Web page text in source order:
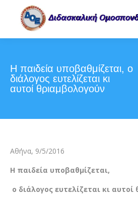
Η παιδεία υποβαθμίζεται, ο
διάλογος ευτελίζεται κι
αυτοί θριαμβολογούν
Αθήνα, 9/5/2016
Η παιδεία υποβαθμίζεται,
ο διάλογος ευτελίζεται κι